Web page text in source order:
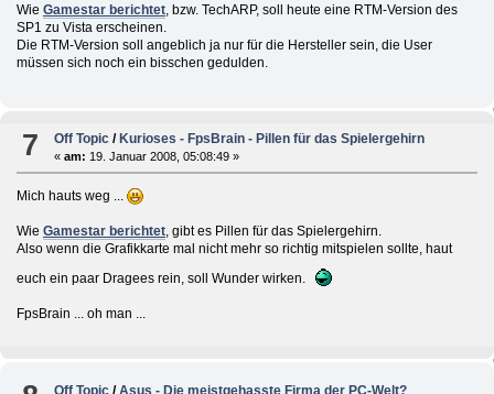
Wie Gamestar berichtet, bzw. TechARP, soll heute eine RTM-Version des
SP1 zu Vista erscheinen.
Die RTM-Version soll angeblich ja nur für die Hersteller sein, die User
müssen sich noch ein bisschen gedulden.
7 Off Topic / Kurioses - FpsBrain - Pillen für das Spielergehirn
«am: 19. Januar 2008, 05:08:49 »
Mich hauts weg ...
Wie Gamestar berichtet, gibt es Pillen für das Spielergehirn.
Also wenn die Grafikkarte mal nicht mehr so richtig mitspielen sollte, haut
euch ein paar Dragees rein, soll Wunder wirken.
FpsBrain ... oh man ...
Off Topic /Asus - Die meistgehasste Firma der PC-Welt?